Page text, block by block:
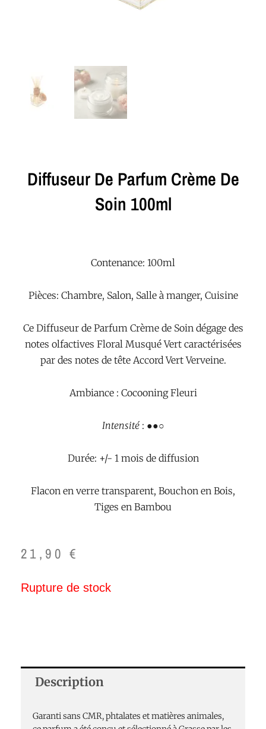
Diffuseur De Parfum Crème De
Soin 100ml
Contenance: 100ml
Pièces: Chambre, Salon, Salle à manger, Cuisine
Ce Diffuseur de Parfum Crème de Soin dégage des
notes olfactives Floral Musqué Vert caractérisées
par des notes de tête Accord Vert Verveine.
Ambiance : Cocooning Fleuri
Intensité: ●●○
Durée: +/- 1 mois de diffusion
Flacon en verre transparent, Bouchon en Bois,
Tiges en Bambou
21,90€
Rupture de stock
Description
Garanti sans CMR, phtalates et matières animales,